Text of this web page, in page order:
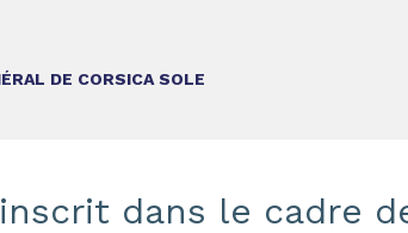
DE CORSICA SOLE
dans le cadre